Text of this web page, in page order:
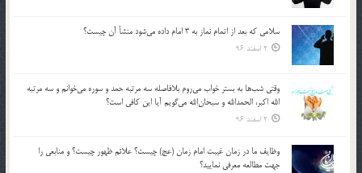
سلامي كه بعد از اتمام نماز به 3 امام داده مي‌شود منشأ آن چيست؟
2 اسفند 96
وقتي شب‌ها به بستر خواب مي‌روم بلافاصله سه مرتبه حمد و سوره مي‌خوانم و سه مرتبه
الله اكبر، الحمدالله و سبحان‌الله مي‌گويم آيا اين كافي است؟
2 اسفند 96
وظايف ما در زمان غيبت امام زمان (عج) چيست؟ علائم ظهور چيست؟ و منابعي را
جهت مطالعه معرفي نماييد؟